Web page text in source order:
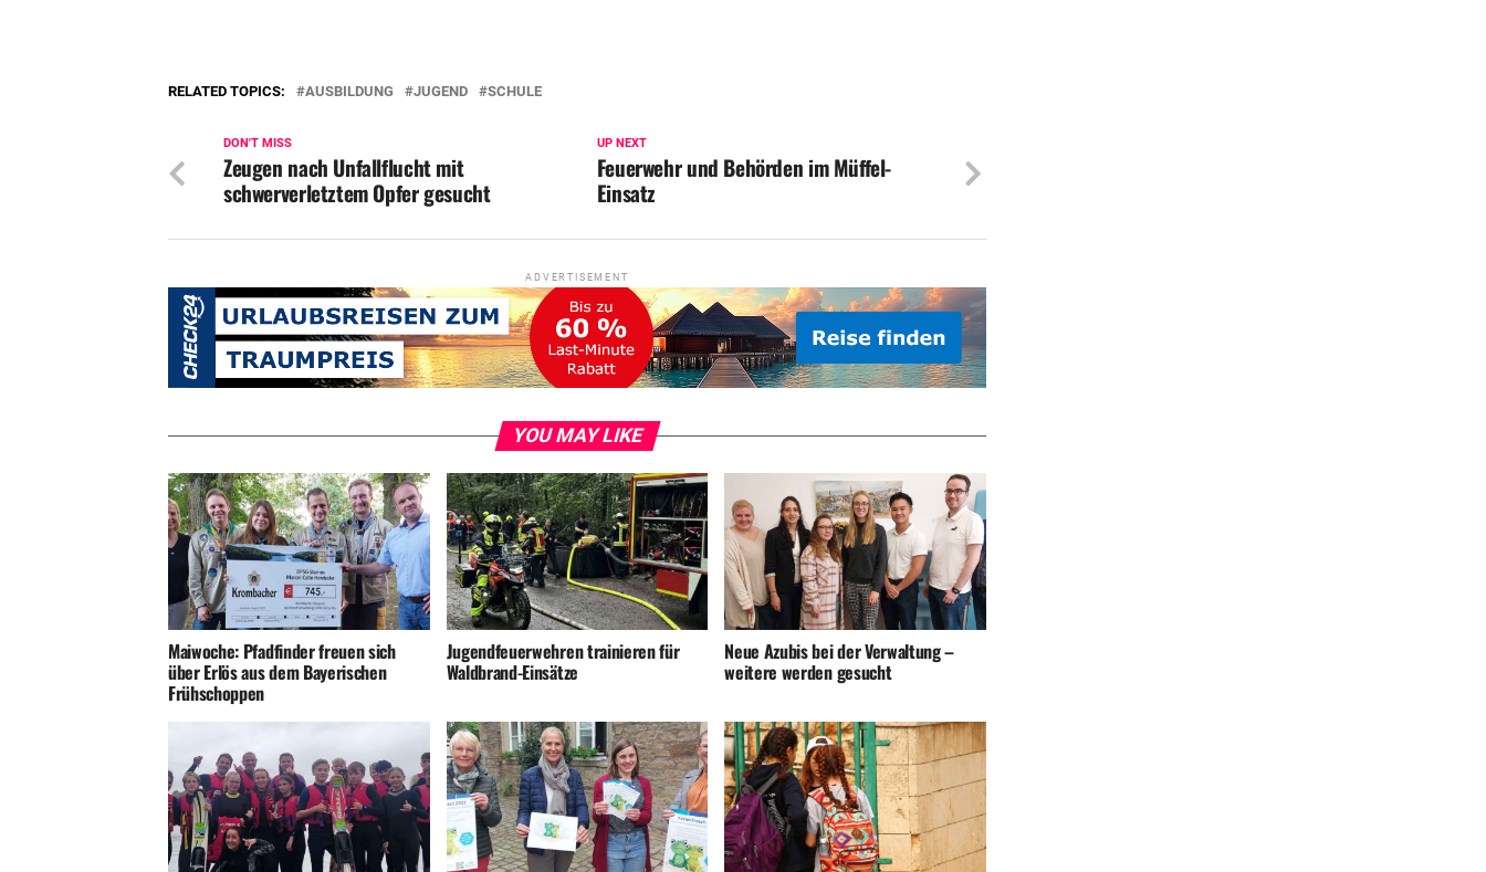
RELATED TOPICS: AUSBILDUNG JUGEND SCHULE
UP NEXT
Feuerwehr und Behörden im Müffel-
Einsatz
DON'T MISS
Zeugen nach Unfallflucht mit
schwerverletztem Opfer gesucht
ADVERTISEMENT
YOU MAY LIKE
Maiwoche: Pfadfinder freuen sich
über Erlös aus dem Bayerischen
Frühschoppen
Jugendfeuerwehren trainieren für
Waldbrand-Einsätze
Neue Azubis bei der Verwaltung –
weitere werden gesucht